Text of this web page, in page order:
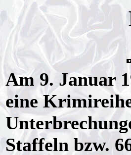
Am 9. Januar
eine
Staffeln bzw.